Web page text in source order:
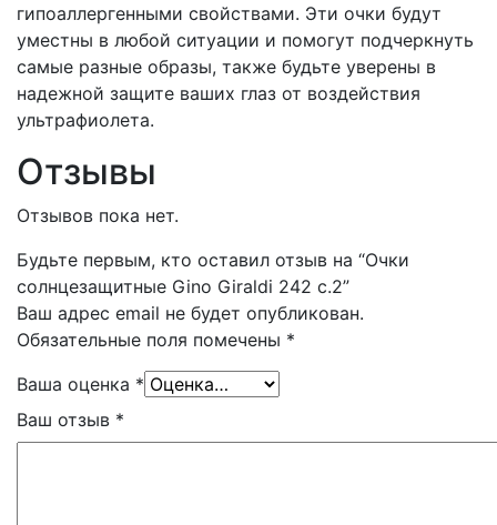
гипоаллергенными свойствами. Эти очки будут
уместны в любой ситуации и помогут подчеркнуть
самые разные образы, также будьте уверены в
надежной защите ваших глаз от воздействия
ультрафиолета.
Отзывы
Отзывов пока нет.
Будьте первым, кто оставил отзыв на “Очки
солнцезащитные Gino Giraldi 242 с.2”
Ваш адрес email не будет опубликован.
Обязательные поля помечены *
Ваша оценка *
Ваш отзыв *